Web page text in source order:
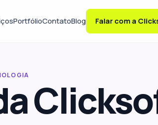
PortfólioContatoBlog Falar com a